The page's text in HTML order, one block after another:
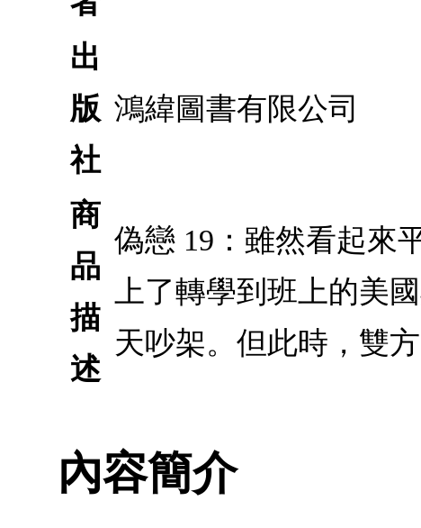
出
版
社
鴻緯圖書有限公司
商
品
描
述
偽戀 19：雖然看起來
上了轉學到班上的美
天吵架。但此時，雙
內容簡介